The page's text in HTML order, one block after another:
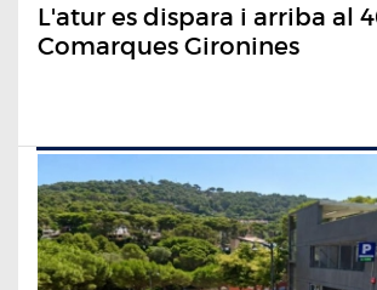
L'atur es dispara i arriba al
Comarques Gironines